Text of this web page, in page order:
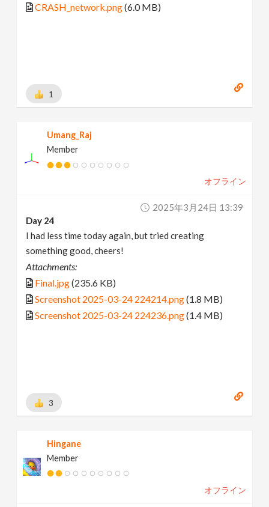
CRASH_network.png(6.0 MB)
1
Umang_Raj
Member
オフライン
2025年3月24日 13:39
Day 24
I had less time today again, but tried creating
something good, cheers!
Attachments:
Final.jpg(235.6 KB)
Screenshot 2025-03-24 224214.png(1.8 MB)
Screenshot 2025-03-24 224236.png(1.4 MB)
3
Hingane
Member
オフライン